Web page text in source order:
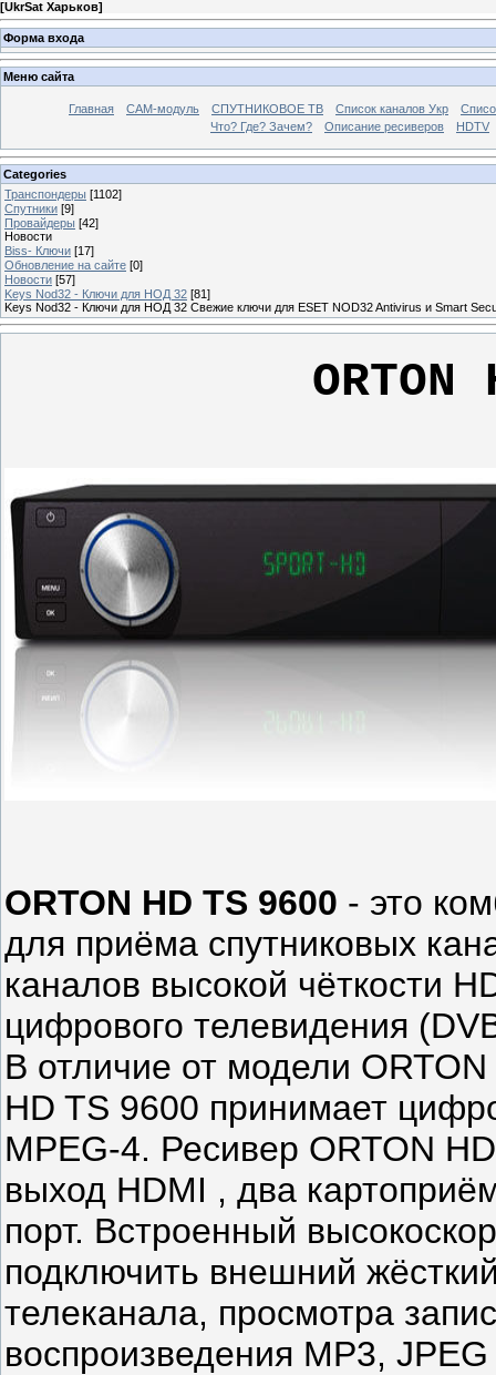
[UkrSat Харьков]
Форма входа
Меню сайта
Главная CAM-модуль СПУТНИКОВОЕ ТВ Список каналов Укр
Что? Где? Зачем?
Описание ресиверов HDTV
Categories
Транспондеры [1102]
Спутники [9]
Провайдеры [42]
Новости
Biss- Ключи [17]
Обновление на сайте [0]
Новости [57]
Keys Nod32 - Ключи для НОД 32 [81]
Keys Nod32 - Ключи для НОД 32 Свежие ключи для ESET NOD32 Antivirus и Smart
ORTON HD TS 9600 - это
для приёма спутниковых
каналов высокой чёткости
цифрового телевидения
В отличие от модели
HD TS 9600 принимает
MPEG-4. Ресивер ORTON
выход HDMI , два
порт. Встроенный
подключить внешний
телеканала, просмотра
воспроизведения MP3,